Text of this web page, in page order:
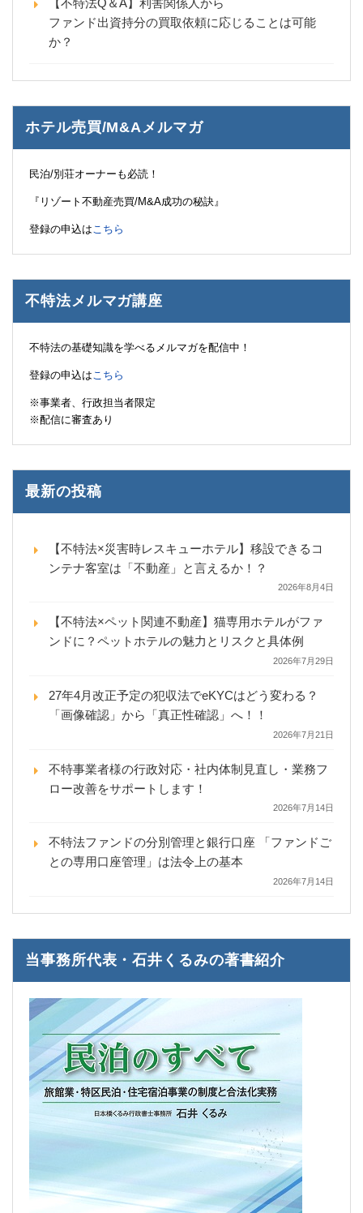
ファンド出資持分の買取依頼に応じることは可能
か？
ホテル売買/M&Aメルマガ
民泊/別荘オーナーも必読！
『リゾート不動産売買/M&A成功の秘訣』
登録の申込は こちら
不特法メルマガ講座
不特法の基礎知識を学べるメルマガを配信中！
登録の申込は こちら
※事業者、行政担当者限定
※配信に審査あり
最新の投稿
【不特法×災害時レスキューホテル】移設できるコ
ンテナ客室は「不動産」と言えるか！？
2026年8月4日
【不特法×ペット関連不動産】猫専用ホテルがファ
ンドに？ペットホテルの魅力とリスクと具体例
2026年7月29日
27年4月改正予定の犯収法でeKYCはどう変わる？
「画像確認」から「真正性確認」へ！！
2026年7月21日
不特事業者様の行政対応・社内体制見直し・業務フ
ロー改善をサポートします！
2026年7月14日
不特法ファンドの分別管理と銀行口座 「ファンドご
との専用口座管理」は法令上の基本
2026年7月14日
当事務所代表・石井くるみの著書紹介